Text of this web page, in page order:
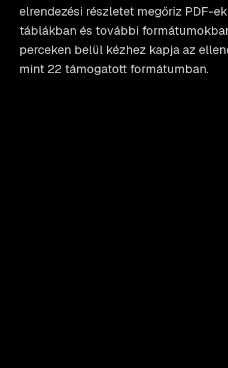
elrendezési részletet megőriz PDF-
táblákban és további
perceken belül kézhez kapja az
mint 22 támogatott formátumban.